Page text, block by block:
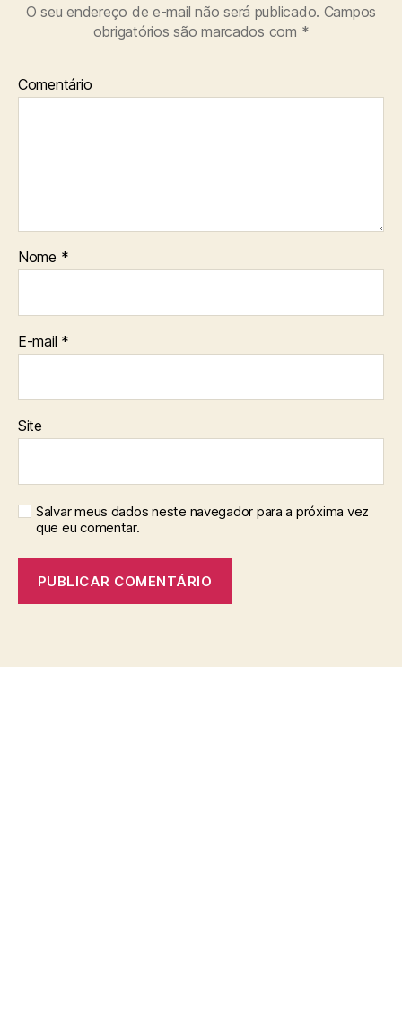
O seu endereço de e-mail não será publicado. Campos
obrigatórios são marcados com *
Comentário
Nome *
E-mail *
Site
Salvar meus dados neste navegador para a próxima vez
que eu comentar.